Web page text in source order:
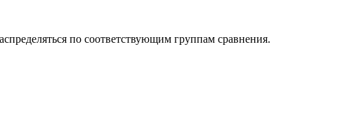
по соответствующим группам сравнения.